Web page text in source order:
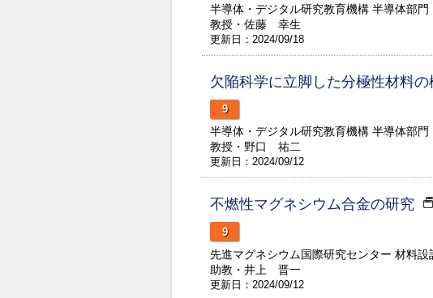
半導体・デジタル研究教育機構 半導体部
教授・佐藤 幸生
更新日：2024/09/18
欠陥科学に立脚した分極性材料の
9
半導体・デジタル研究教育機構 半導体部
教授・野口 祐二
更新日：2024/09/12
不燃性マグネシウム合金の研究
9
先進マグネシウム国際研究センター 材料
助教・井上 晋一
更新日：2024/09/12